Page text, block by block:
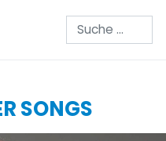
Suchen
SONGS